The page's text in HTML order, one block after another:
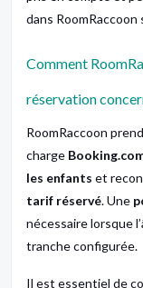
dans RoomRaccoon
Comment
réservation
RoomRaccoon
charge
les enfants et
tarif réservé. Une
nécessaire lorsque
tranche configurée.
Il est essentiel de